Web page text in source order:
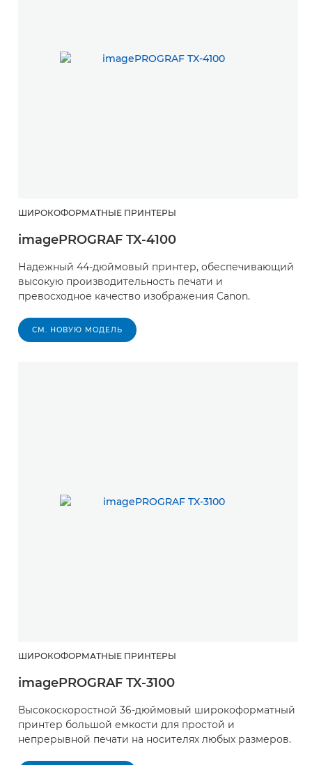
ШИРОКОФОРМАТНЫЕ ПРИНТЕРЫ
imagePROGRAF TX-4100
Надежный 44-дюймовый принтер, обеспечивающий
высокую производительность печати и
превосходное качество изображения Canon.
СМ. НОВУЮ МОДЕЛЬ
ШИРОКОФОРМАТНЫЕ ПРИНТЕРЫ
imagePROGRAF TX-3100
Высокоскоростной 36-дюймовый широкоформатный
принтер большой емкости для простой и
непрерывной печати на носителях любых размеров.